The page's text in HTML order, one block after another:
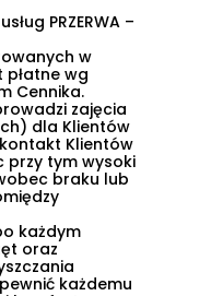
PRZERWA –
w
płatne wg
Cennika.
zajęcia
dla Klientów
Klientów
przy tym wysoki
braku lub
każdym
oraz
każdemu